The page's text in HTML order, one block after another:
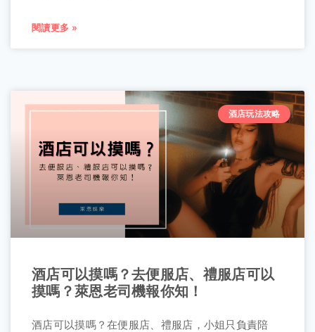
閱讀更多 »
酒店玩法攻略
酒店可以摸嗎？去便服店、禮服店可以
摸嗎？萊恩老司機報你知！
酒店可以摸嗎？在便服店、禮服店，小姐只負責陪